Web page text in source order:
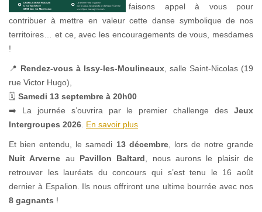
faisons appel à vous pour
contribuer à mettre en valeur cette danse symbolique de nos
territoires… et ce, avec les encouragements de vous, mesdames
!
📍 Rendez-vous à Issy-les-Moulineaux , salle Saint-Nicolas (19
rue Victor Hugo),
🗓 Samedi 13 septembre à 20h00
➡️ La journée s’ouvrira par le premier challenge des Jeux
Intergroupes 2026 En savoir plus
Et bien entendu, le samedi 13 décembre, lors de notre grande
Nuit Arverne au Pavillon Baltard , nous aurons le plaisir de
retrouver les lauréats du concours qui s’est tenu le 16 août
dernier à Espalion. Ils nous offriront une ultime bourrée avec nos
8 gagnants !